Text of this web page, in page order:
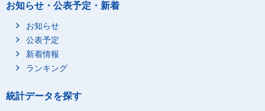
お知らせ・公表予定・新着
お知らせ
公表予定
新着情報
ランキング
統計データを探す